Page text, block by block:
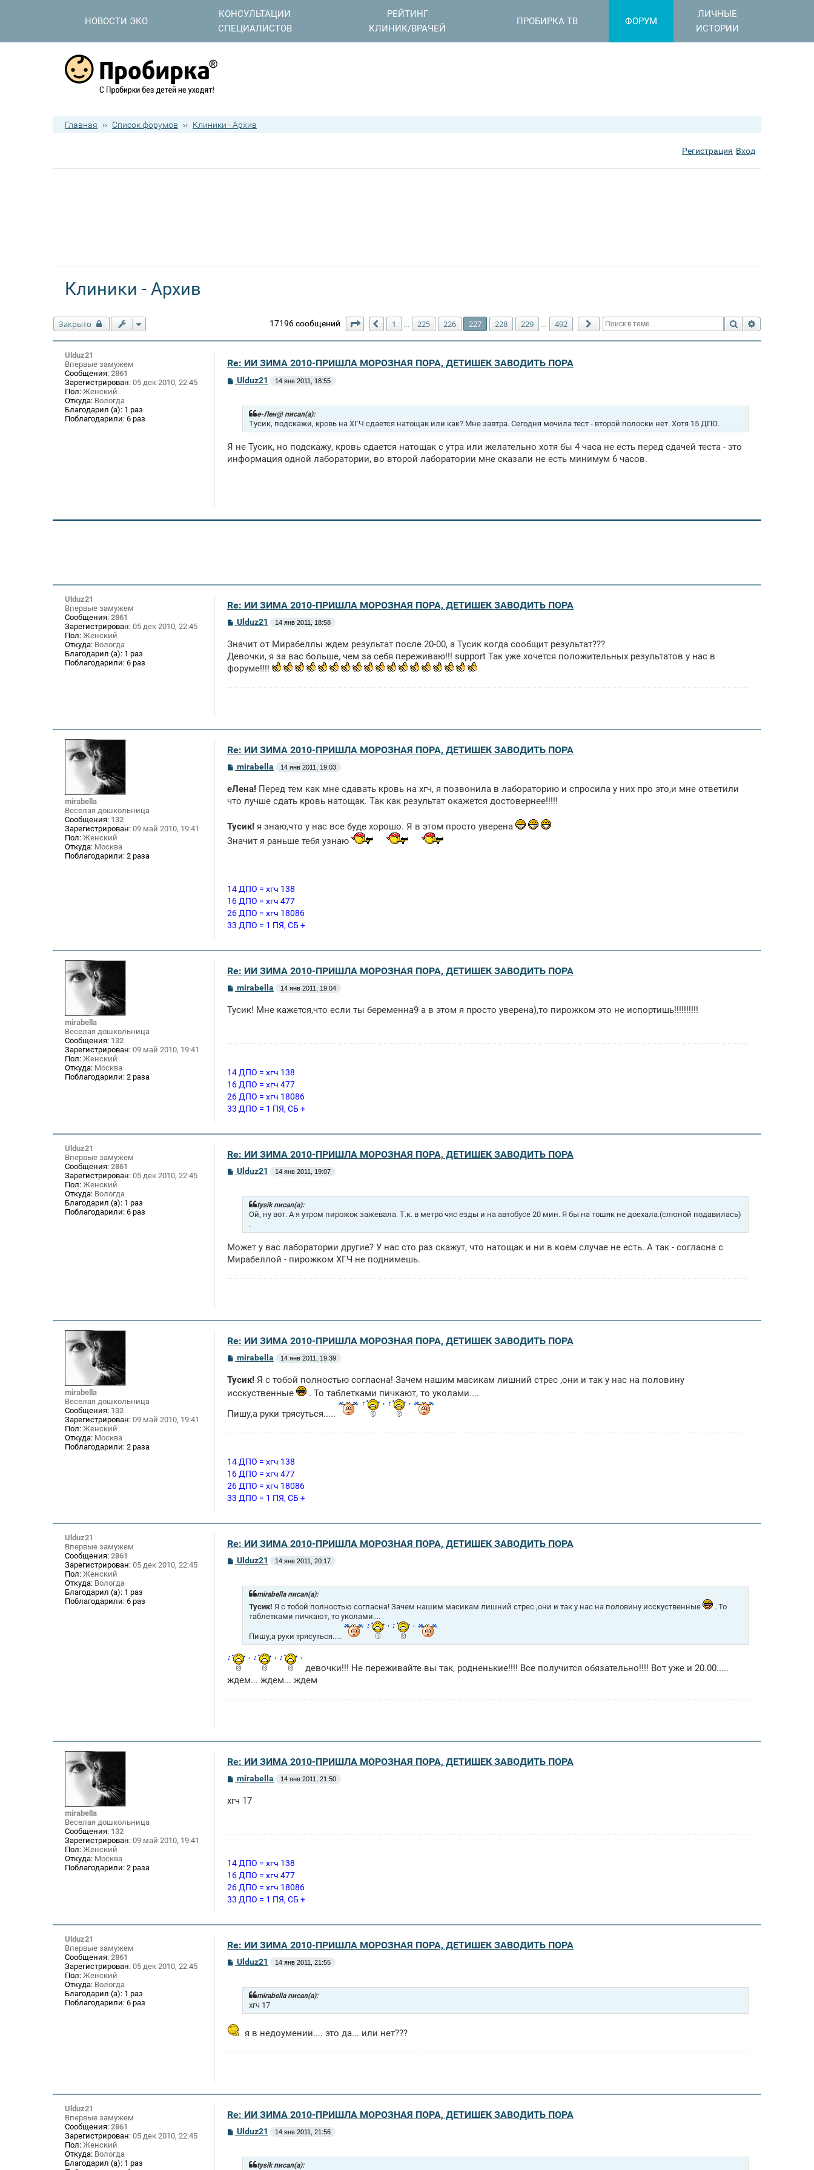
НОВОСТИ ЭКО
КОНСУЛЬТАЦИИ
СПЕЦИАЛИСТОВ
РЕЙТИНГ
КЛИНИК/ВРАЧЕЙ
ПРОБИРКА ТВ ФОРУМ
ЛИЧНЫЕ
ИСТОРИИ
Главная ›› Список форумов ›› Клиники - Архив
Регистрация Вход
Клиники - Архив
Закрыто Поиск
17196 сообщений Страница 227 из492
Пред.
1 … 225 226 227 228 229 … 492 След.
Ulduz21
Впервые замужем
Сообщения: 2861
Зарегистрирован: 05 дек 2010, 22:45
Пол: Женский
Откуда: Вологда
Благодарил (а): 1 раз
Поблагодарили: 6 раз
Re: ИИ ЗИМА 2010-ПРИШЛА МОРОЗНАЯ ПОРА, ДЕТИШЕК ЗАВОДИТЬ ПОРА
С
е
Ulduz21 14 янв 2011, 18:55
е-Лен@ писал(а):
Тусик, подскажи, кровь на ХГЧ сдается натощак или как? Мне завтра. Сегодня мочила тест - второй полоски нет. Хотя 15 ДПО.
Я не Тусик, но подскажу, кровь сдается натощак с утра или желательно хотя бы 4 часа не есть перед сдачей теста - это
информация одной лаборатории, во второй лаборатории мне сказали не есть минимум 6 часов.
Ulduz21
Впервые замужем
Сообщения: 2861
Зарегистрирован: 05 дек 2010, 22:45
Пол: Женский
Откуда: Вологда
Благодарил (а): 1 раз
Поблагодарили: 6 раз
Re: ИИ ЗИМА 2010-ПРИШЛА МОРОЗНАЯ ПОРА, ДЕТИШЕК ЗАВОДИТЬ ПОРА
С
б
щ
н
Ulduz21 14 янв 2011, 18:58
Значит от Мирабеллы ждем результат после 20-00, а Тусик когда сообщит результат???
Девочки, я за вас больше, чем за себя переживаю!!! support Так уже хочется положительных результатов у нас в
форуме!!!!
mirabella
Веселая дошкольница
Сообщения: 132
Зарегистрирован: 09 май 2010, 19:41
Пол: Женский
Откуда: Москва
Поблагодарили: 2 раза
Re: ИИ ЗИМА 2010-ПРИШЛА МОРОЗНАЯ ПОРА, ДЕТИШЕК ЗАВОДИТЬ ПОРА
С
б
щ
и
е
mirabella 14 янв 2011, 19:03
еЛена! Перед тем как мне сдавать кровь на хгч, я позвонила в лабораторию и спросила у них про это,и мне ответили
что лучше сдать кровь натощак. Так как результат окажется достовернее!!!!!
Тусик! я знаю,что у нас все буде хорошо. Я в этом просто уверена
Значит я раньше тебя узнаю
14 ДПО = хгч 138
16 ДПО = хгч 477
26 ДПО = хгч 18086
33 ДПО = 1 ПЯ, СБ +
mirabella
Веселая дошкольница
Сообщения: 132
Зарегистрирован: 09 май 2010, 19:41
Пол: Женский
Откуда: Москва
Поблагодарили: 2 раза
Re: ИИ ЗИМА 2010-ПРИШЛА МОРОЗНАЯ ПОРА, ДЕТИШЕК ЗАВОДИТЬ ПОРА
С
б
mirabella 14 янв 2011, 19:04
Тусик! Мне кажется,что если ты беременна9 а в этом я просто уверена),то пирожком это не испортишь!!!!!!!!!!
14 ДПО = хгч 138
16 ДПО = хгч 477
26 ДПО = хгч 18086
33 ДПО = 1 ПЯ, СБ +
Ulduz21
Впервые замужем
Сообщения: 2861
Зарегистрирован: 05 дек 2010, 22:45
Пол: Женский
Откуда: Вологда
Благодарил (а): 1 раз
Поблагодарили: 6 раз
Re: ИИ ЗИМА 2010-ПРИШЛА МОРОЗНАЯ ПОРА, ДЕТИШЕК ЗАВОДИТЬ ПОРА
СUlduz21 14 янв 2011, 19:07
tysik писал(а):
Ой, ну вот. А я утром пирожок зажевала. Т.к. в метро чяс езды и на автобусе 20 мин. Я бы на тошяк не доехала.(слюной подавилась)
.
Может у вас лаборатории другие? У нас сто раз скажут, что натощак и ни в коем случае не есть. А так - согласна с
Мирабеллой - пирожком ХГЧ не поднимешь.
mirabella
Веселая дошкольница
Сообщения: 132
Зарегистрирован: 09 май 2010, 19:41
Пол: Женский
Откуда: Москва
Поблагодарили: 2 раза
Re: ИИ ЗИМА 2010-ПРИШЛА МОРОЗНАЯ ПОРА, ДЕТИШЕК ЗАВОДИТЬ ПОРА
С
б
щ
е
и
mirabella 14 янв 2011, 19:39
Тусик! Я с тобой полностью согласна! Зачем нашим масикам лишний стрес ,они и так у нас на половину
исскуственные
. То таблетками пичкают, то уколами....
Пишу,а руки трясуться.....
14 ДПО = хгч 138
16 ДПО = хгч 477
26 ДПО = хгч 18086
33 ДПО = 1 ПЯ, СБ +
Ulduz21
Впервые замужем
Сообщения: 2861
Зарегистрирован: 05 дек 2010, 22:45
Пол: Женский
Откуда: Вологда
Благодарил (а): 1 раз
Поблагодарили: 6 раз
Re: ИИ ЗИМА 2010-ПРИШЛА МОРОЗНАЯ ПОРА, ДЕТИШЕК ЗАВОДИТЬ ПОРА
СUlduz21 14 янв 2011, 20:17
mirabella писал(а):
Тусик! Я с тобой полностью согласна! Зачем нашим масикам лишний стрес ,они и так у нас на половину исскуственные
. То
таблетками пичкают, то уколами....
Пишу,а руки трясуться.....
девочки!!! Не переживайте вы так, родненькие!!!! Все получится обязательно!!!! Вот уже и 20.00.....
ждем... ждем... ждем
mirabella
Веселая дошкольница
Сообщения: 132
Зарегистрирован: 09 май 2010, 19:41
Пол: Женский
Откуда: Москва
Поблагодарили: 2 раза
Re: ИИ ЗИМА 2010-ПРИШЛА МОРОЗНАЯ ПОРА, ДЕТИШЕК ЗАВОДИТЬ ПОРА
С
б
mirabella 14 янв 2011, 21:50
хгч 17
14 ДПО = хгч 138
16 ДПО = хгч 477
26 ДПО = хгч 18086
33 ДПО = 1 ПЯ, СБ +
Ulduz21
Впервые замужем
Сообщения: 2861
Зарегистрирован: 05 дек 2010, 22:45
Пол: Женский
Откуда: Вологда
Благодарил (а): 1 раз
Поблагодарили: 6 раз
Re: ИИ ЗИМА 2010-ПРИШЛА МОРОЗНАЯ ПОРА, ДЕТИШЕК ЗАВОДИТЬ ПОРА
С
е
Ulduz21 14 янв 2011, 21:55
mirabella писал(а):
хгч 17
я в недоумении.... это да... или нет???
Ulduz21
Впервые замужем
Сообщения: 2861
Зарегистрирован: 05 дек 2010, 22:45
Пол: Женский
Откуда: Вологда
Благодарил (а): 1 раз
Re: ИИ ЗИМА 2010-ПРИШЛА МОРОЗНАЯ ПОРА, ДЕТИШЕК ЗАВОДИТЬ ПОРА
СUlduz21 14 янв 2011, 21:56
tysik писал(а):